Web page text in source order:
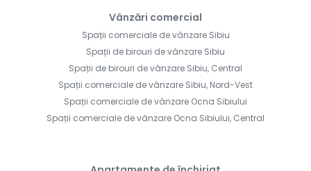
Vânzări comercial
Spații comerciale de vânzare Sibiu
Spații de birouri de vânzare Sibiu
Spații de birouri de vânzare Sibiu, Central
Spații comerciale de vânzare Sibiu, Nord-Vest
Spații comerciale de vânzare Ocna Sibiului
Spații comerciale de vânzare Ocna Sibiului, Central